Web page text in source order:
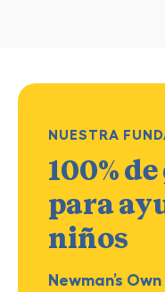
NUESTRA
100%
para
niños
Newman’s